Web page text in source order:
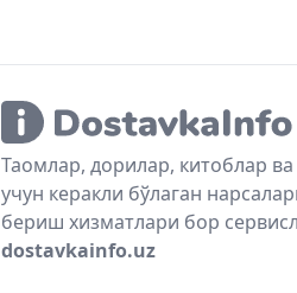
Таомлар, дорилар, китоблар
учун керакли бўлаган
бериш хизматлари бор
dostavkainfo.uz